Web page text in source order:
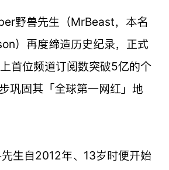
野兽先生（MrBeast，本名
）再度缔造历史纪录，正式
首位频道订阅数突破5亿的个
巩固其「全球第一网红」地
生自2012年、13岁时便开始